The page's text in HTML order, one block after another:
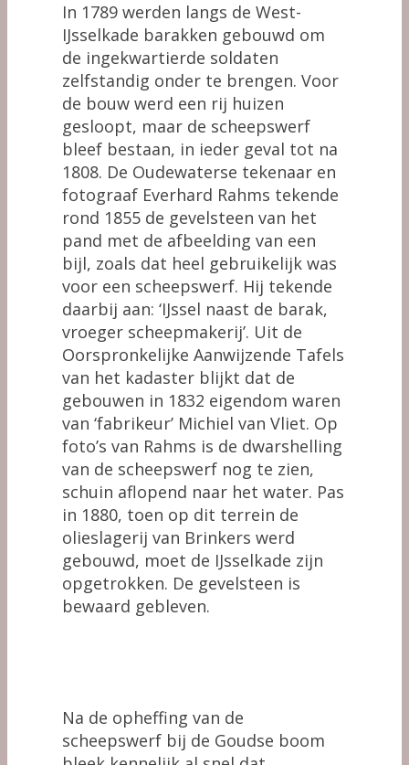
In 1789 werden langs de West-
IJsselkade barakken gebouwd om
de ingekwartierde soldaten
zelfstandig onder te brengen. Voor
de bouw werd een rij huizen
gesloopt, maar de scheepswerf
bleef bestaan, in ieder geval tot na
1808. De Oudewaterse tekenaar en
fotograaf Everhard Rahms tekende
rond 1855 de gevelsteen van het
pand met de afbeelding van een
bijl, zoals dat heel gebruikelijk was
voor een scheepswerf. Hij tekende
daarbij aan: ‘IJssel naast de barak,
vroeger scheepmakerij’. Uit de
Oorspronkelijke Aanwijzende Tafels
van het kadaster blijkt dat de
gebouwen in 1832 eigendom waren
van ‘fabrikeur’ Michiel van Vliet. Op
foto’s van Rahms is de dwarshelling
van de scheepswerf nog te zien,
schuin aflopend naar het water. Pas
in 1880, toen op dit terrein de
olieslagerij van Brinkers werd
gebouwd, moet de IJsselkade zijn
opgetrokken. De gevelsteen is
bewaard gebleven.
Na de opheffing van de
scheepswerf bij de Goudse boom